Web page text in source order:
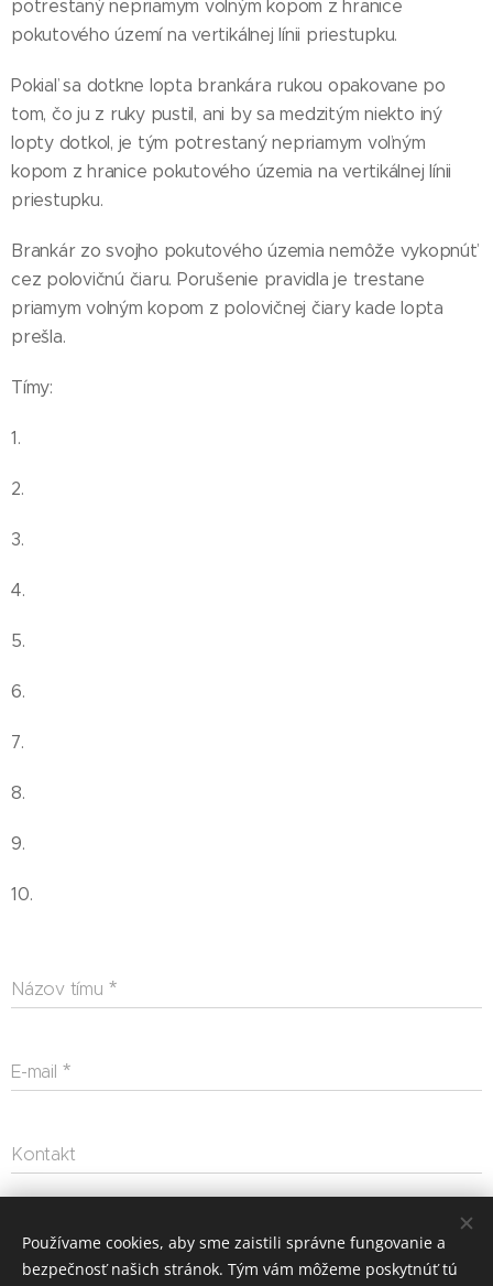
potrestaný nepriamym volným kopom z hranice
pokutového území na vertikálnej línii priestupku.
Pokiaľ sa dotkne lopta brankára rukou opakovane po
tom, čo ju z ruky pustil, ani by sa medzitým niekto iný
lopty dotkol, je tým potrestaný nepriamym voľným
kopom z hranice pokutového územia na vertikálnej línii
priestupku.
Brankár zo svojho pokutového územia nemôže vykopnúť
cez polovičnú čiaru. Porušenie pravidla je trestane
priamym volným kopom z polovičnej čiary kade lopta
prešla.
Tímy:
1.
2.
3.
4.
5.
6.
7.
8.
9.
10.
Názov tímu
E-mail
Kontakt
Odoslať
Používame cookies, aby sme zaistili správne fungovanie a
bezpečnosť našich stránok. Tým vám môžeme poskytnúť tú